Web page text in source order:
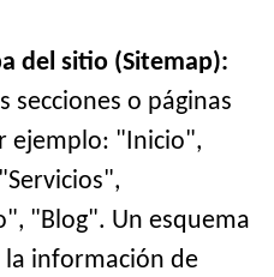
del sitio (Sitemap):
secciones o páginas
ejemplo: "Inicio",
"Blog". Un esquema
la información de